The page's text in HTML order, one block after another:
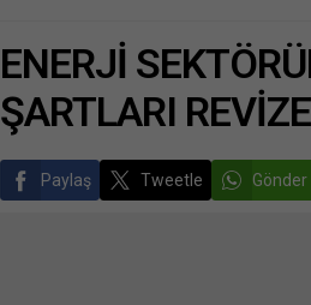
ENERJİ
ŞARTLARI
Paylaş Tweetle Gönder